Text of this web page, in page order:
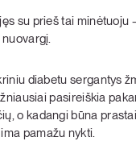
su prieš tai
diabetu sergantys
pasireiškia
o kadangi būna
pamažu nykti.